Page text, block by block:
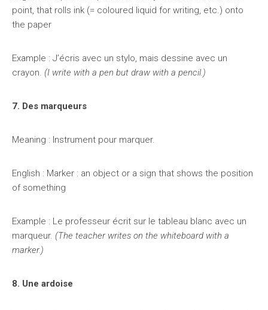
point, that rolls ink (= coloured liquid for writing, etc.) onto
the paper
Example : J’écris avec un stylo, mais dessine avec un
crayon. (I write with a pen but draw with a pencil.)
7. Des marqueurs
Meaning : Instrument pour marquer.
English : Marker : an object or a sign that shows the position
of something
Example : Le professeur écrit sur le tableau blanc avec un
marqueur. (The teacher writes on the whiteboard with a
marker.)
8. Une ardoise